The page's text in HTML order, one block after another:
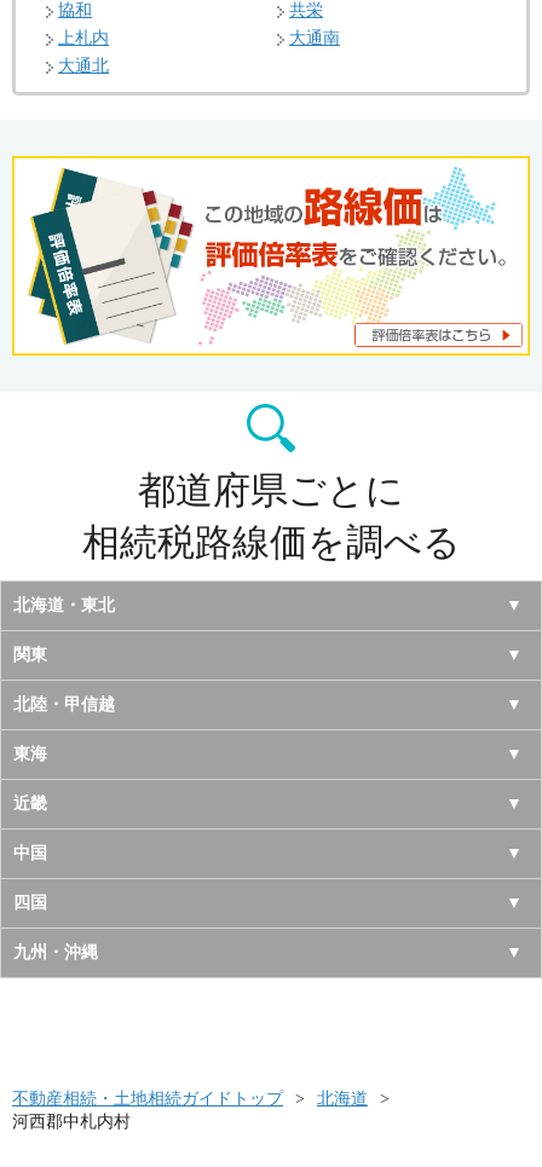
協和
共栄
上札内
大通南
大通北
都道府県ごとに
相続税路線価を調べる
北海道・東北
北海道
青森県
岩手県
宮城県
秋田県
山形県
福島県
関東
東京都
神奈川県
千葉県
埼玉県
茨城県
栃木県
北陸・甲信越
山梨県
長野県
新潟県
富山県
石川県
東海
愛知県
岐阜県
三重県
静岡県
近畿
大阪府
京都府
兵庫県
和歌山県
中国
鳥取県
島根県
山口県
四国
徳島県
高知県
九州・沖縄
長崎県
不動産相続・土地相続ガイドトップ
北海道
河西郡中札内村